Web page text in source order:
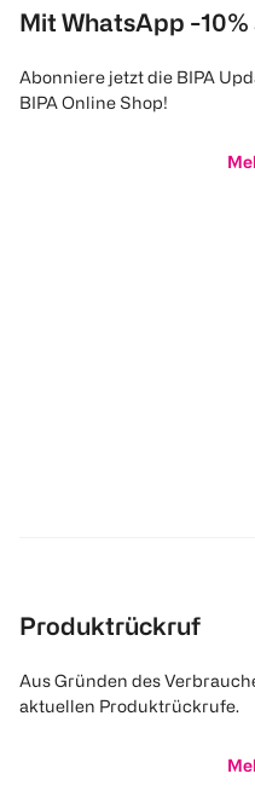
Mit WhatsApp -
Abonniere jetzt die BIPA
BIPA Online Shop!
Produktrückruf
Aus Gründen des
aktuellen Produktrückrufe.